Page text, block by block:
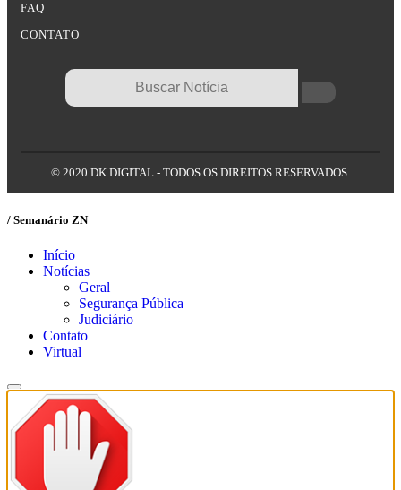
FAQ
CONTATO
© 2020 DK DIGITAL - TODOS OS DIREITOS RESERVADOS.
/ Semanário ZN
Início
Notícias
Geral
Segurança Pública
Judiciário
Contato
Virtual